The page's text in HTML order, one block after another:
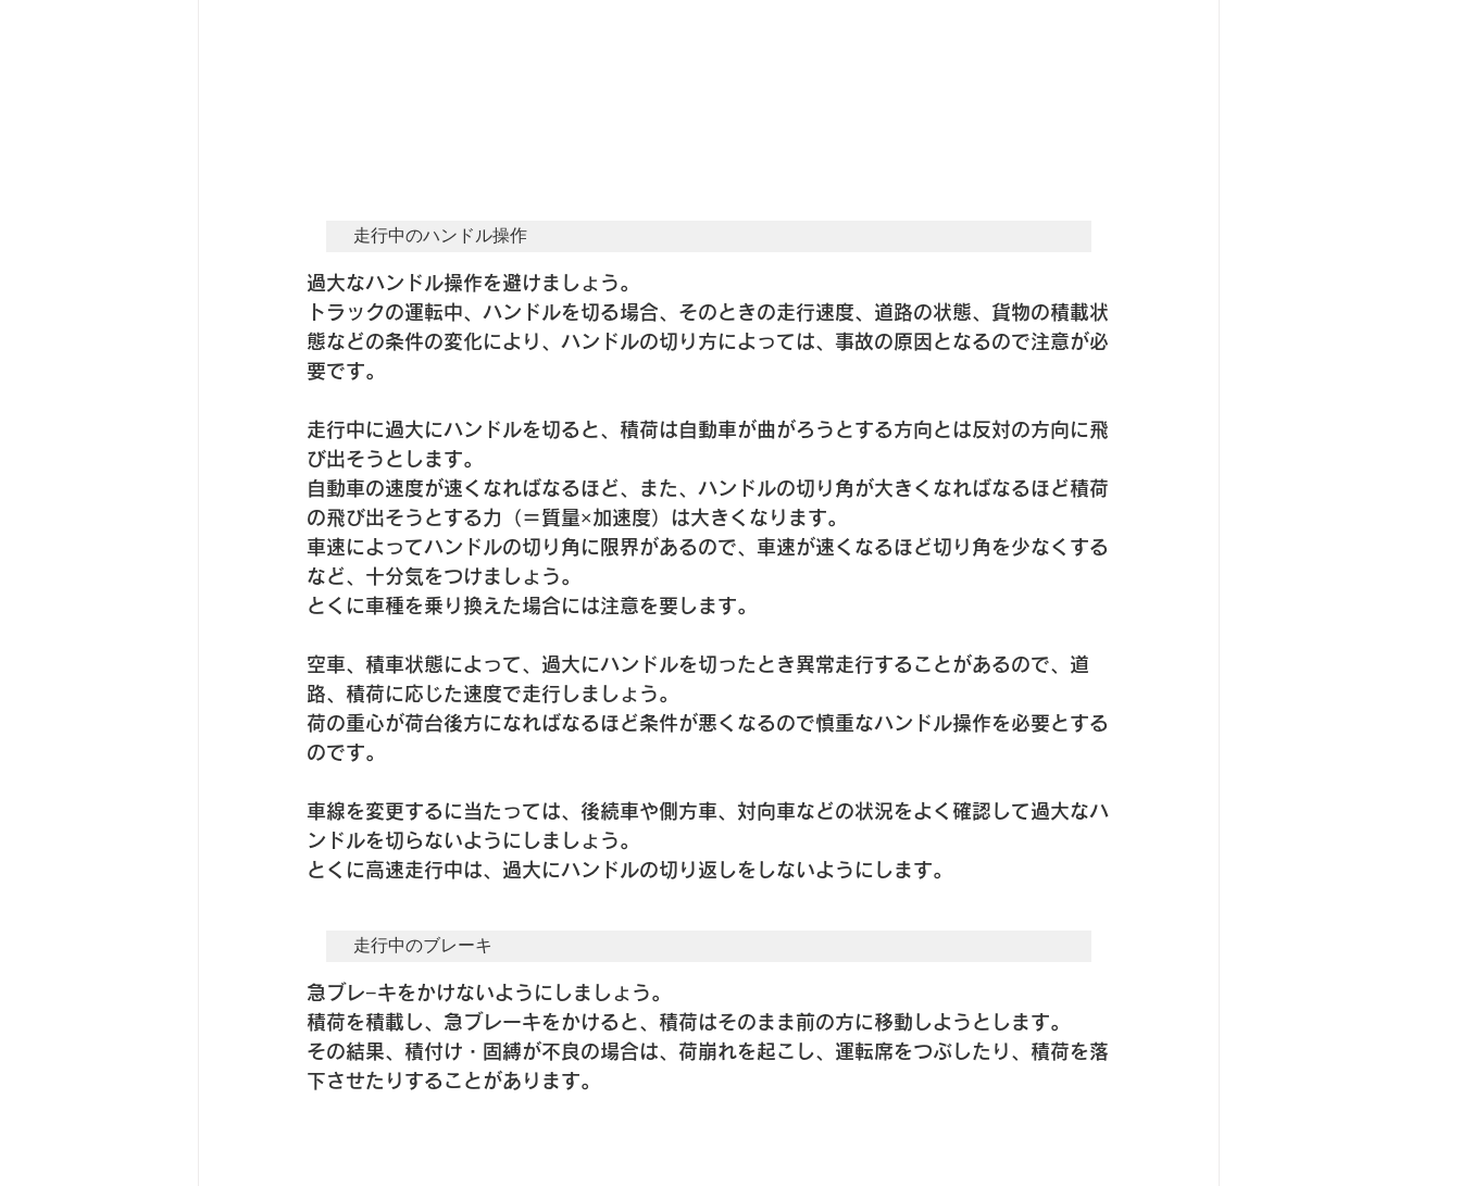
走行中のハンドル操作
過大なハンドル操作を避けましょう。
トラックの運転中、ハンドルを切る場合、そのときの走行速度、道路の状態、貨物の積載状
態などの条件の変化により、ハンドルの切り方によっては、事故の原因となるので注意が必
要です。
走行中に過大にハンドルを切ると、積荷は自動車が曲がろうとする方向とは反対の方向に飛
び出そうとします。
自動車の速度が速くなればなるほど、また、ハンドルの切り角が大きくなればなるほど積荷
の飛び出そうとする力（＝質量×加速度）は大きくなります。
車速によってハンドルの切り角に限界があるので、車速が速くなるほど切り角を少なくする
など、十分気をつけましょう。
とくに車種を乗り換えた場合には注意を要します。
空車、積車状態によって、過大にハンドルを切ったとき異常走行することがあるので、道
路、積荷に応じた速度で走行しましょう。
荷の重心が荷台後方になればなるほど条件が悪くなるので慎重なハンドル操作を必要とする
のです。
車線を変更するに当たっては、後続車や側方車、対向車などの状況をよく確認して過大なハ
ンドルを切らないようにしましょう。
とくに高速走行中は、過大にハンドルの切り返しをしないようにします。
走行中のブレーキ
急ブレ−キをかけないようにしましょう。
積荷を積載し、急ブレーキをかけると、積荷はそのまま前の方に移動しようとします。
その結果、積付け・固縛が不良の場合は、荷崩れを起こし、運転席をつぶしたり、積荷を落
下させたりすることがあります。